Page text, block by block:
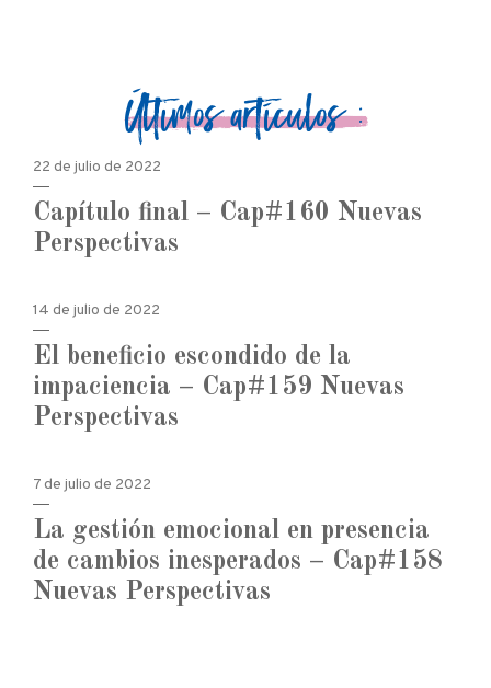
Últimos artículos :
22 de julio de 2022
Capítulo final – Cap#160 Nuevas
Perspectivas
14 de julio de 2022
El beneficio escondido de la
impaciencia – Cap#159 Nuevas
Perspectivas
7 de julio de 2022
La gestión emocional en presencia
de cambios inesperados – Cap#158
Nuevas Perspectivas